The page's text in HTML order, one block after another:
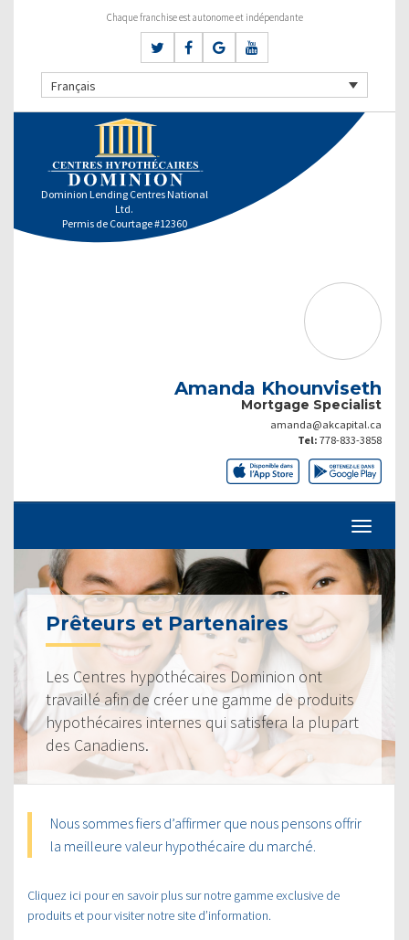
Chaque franchise est autonome et indépendante
Français
Dominion Lending Centres National
Ltd.
Permis de Courtage #12360
Amanda Khounviseth
Mortgage Specialist
amanda@akcapital.ca
Tel: 778-833-3858
Prêteurs et Partenaires
Les Centres hypothécaires Dominion ont
travaillé afin de créer une gamme de produits
hypothécaires internes qui satisfera la plupart
des Canadiens.
Nous sommes fiers d’affirmer que nous pensons offrir
la meilleure valeur hypothécaire du marché.
Cliquez ici pour en savoir plus sur notre gamme exclusive de
produits et pour visiter notre site d’information.